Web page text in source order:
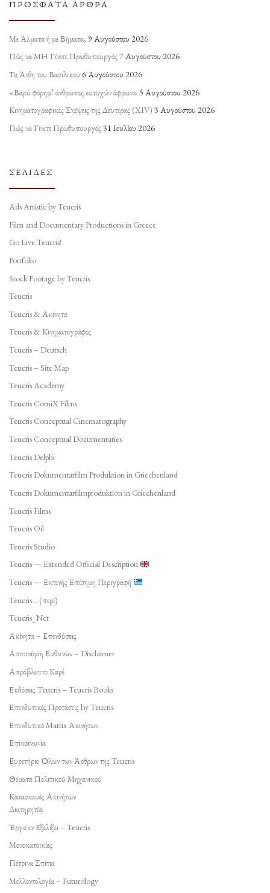
ΠΡΌΣΦΑΤΑ ΆΡΘΡΑ
Με Άλματα ή με Βήματα; 9 Αυγούστου 2026
Πώς να ΜΗ Γίνετε Πρωθυπουργός 7 Αυγούστου 2026
Τα Άνθη του Βασιλικού 6 Αυγούστου 2026
«Βαρύ φόρημ’ άνθρωπος ευτυχών άφρων» 5 Αυγούστου 2026
Κινηματογραφικές Σκέψεις της Δευτέρας (ΧΙV) 3 Αυγούστου 2026
Πώς να Γίνετε Πρωθυπουργός 31 Ιουλίου 2026
ΣΕΛΊΔΕΣ
Ads Artistic by Teucris
Film and Documentary Productions in Greece
Go Live Teucris!
Portfolio
Stock Footage by Teucris
Teucris
Teucris & Ακίνητα
Teucris & Κινηματογράφος
Teucris – Deutsch
Teucris – Site Map
Teucris Academy
Teucris ComiX Films
Teucris Conceptual Cinematography
Teucris Conceptual Documentaries
Teucris Delphi
Teucris Dokumentarfilm Produktion in Griechenland
Teucris Dokumentarfilmproduktion in Griechenland
Teucris Films
Teucris Oil
Teucris Studio
Teucris — Extended Official Description
Teucris — Εκτενής Επίσημη Περιγραφή
Teucris… (περί)
Teucris_Net
Ακίνητα – Επενδύσεις
Αποποίηση Ευθυνών – Disclaimer
Απρόβλεπτο Καρέ
Εκδόσεις Teucris – Teucris Books
Επενδυτικές Προτάσεις by Teucris
Επενδυτικό Matrix Ακινήτων
Επικοινωνία
Ευρετήριο Όλων των Άρθρων της Teucris
Θέματα Πολιτικού Μηχανικού
Κατασκευές Ακινήτων
Διατηρητέα
Έργα εν Εξελίξει – Teucris
Μονοκατοικίες
Πέτρινα Σπίτια
Μελλοντολογία – Futurology